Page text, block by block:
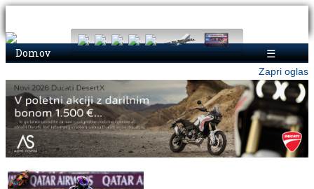
Domov ☰
Zapri oglas